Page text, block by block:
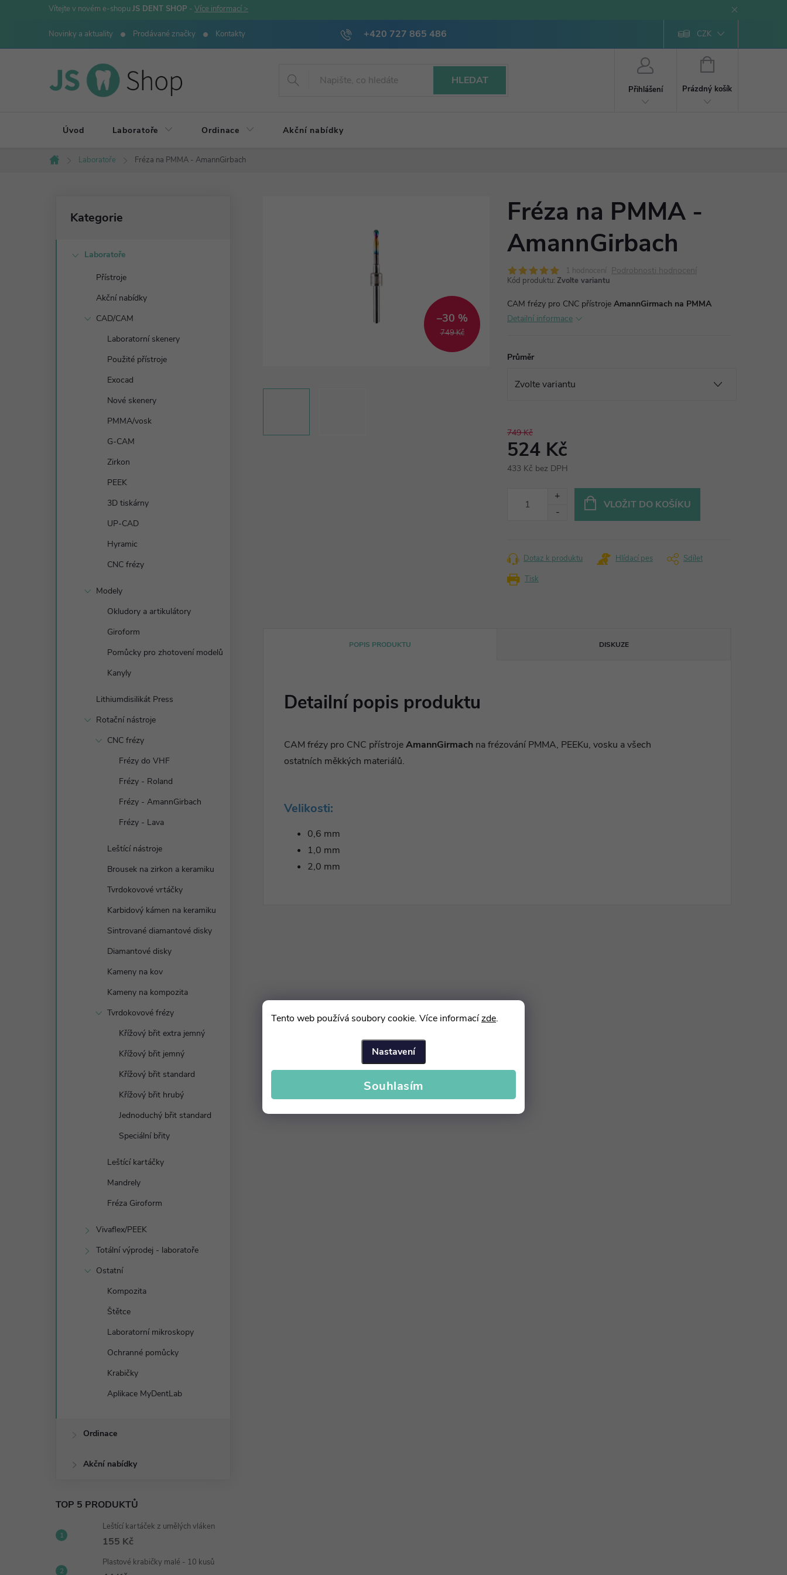
Tento web používá soubory cookie. Více informacízde.
Nastavení
Souhlasím
Vítejte v novém e-shopu JS DENT SHOP - Více informací >
+420 727 865 486
Novinky a aktuality Prodávané značky Kontakty CZK
HLEDAT
Přihlášení
NÁKUPNÍ
Prázdný košík
Úvod Laboratoře Ordinace Akční nabídky
Domů
Laboratoře Fréza na PMMA - AmannGirbach
o
kategorie
Kategorie
Laboratoře
Přístroje
Akční nabídky
CAD/CAM
Laboratorní skenery
Použité přístroje
Exocad
Nové skenery
PMMA/vosk
G-CAM
Zirkon
PEEK
3D tiskárny
UP-CAD
Hyramic
CNC frézy
Modely
Okludory a artikulátory
Giroform
Pomůcky pro zhotovení modelů
Kanyly
Lithiumdisilikát Press
Rotační nástroje
CNC frézy
Frézy do VHF
Frézy - Roland
Frézy - AmannGirbach
Frézy - Lava
Leštící nástroje
Brousek na zirkon a keramiku
Tvrdokovové vrtáčky
Karbidový kámen na keramiku
Sintrované diamantové disky
Diamantové disky
Kameny na kov
Kameny na kompozita
Tvrdokovové frézy
Křížový břit extra jemný
Křížový břit jemný
Křížový břit standard
Křížový břit hrubý
Jednoduchý břit standard
Speciální břity
Leštící kartáčky
Mandrely
Fréza Giroform
Vivaflex/PEEK
Totální výprodej - laboratoře
Ostatní
Kompozita
Štětce
Laboratorní mikroskopy
Ochranné pomůcky
Krabičky
Aplikace MyDentLab
Ordinace
Akční nabídky
TOP 5 PRODUKTŮ
Leštící kartáček z umělých vláken
155 Kč
Plastové krabičky malé - 10 kusů
749 Kč
–30 %
Fréza na PMMA -
AmannGirbach
1 hodnocení Podrobnosti hodnocení
Kód produktu: Zvolte variantu
CAM frézy pro CNC přístroje AmannGirmach na PMMA
Detailní informace
Průměr
749 Kč
524 Kč
433 Kč bez DPH
VLOŽIT DO KOŠÍKU
Tisk
Dotaz k produktu Hlídací pes Sdílet
POPIS PRODUKTU DISKUZE
Detailní popis produktu
CAM frézy pro CNC přístrojeAmannGirmach na frézování PMMA, PEEKu, vosku a všech
ostatních měkkých materiálů.
Velikosti:
0,6 mm
1,0 mm
2,0 mm